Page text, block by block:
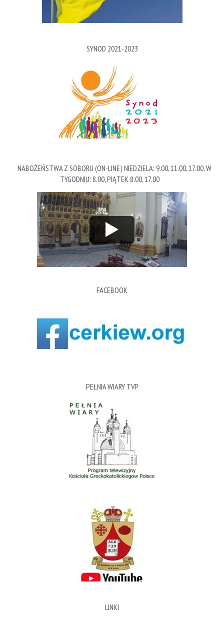
SYNOD 2021-2023
NABOŻEŃSTWA Z SOBORU (ON-LINE) NIEDZIELA: 9.00, 11.00, 17.00, W
TYGODNIU: 8.00, PIĄTEK 8.00, 17.00
FACEBOOK
PEŁNIA WIARY TVP
LINKI